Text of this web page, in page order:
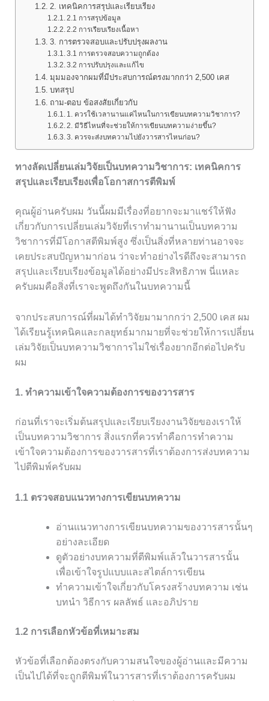
2. เทคนิคการสรุปและเรียบเรียง
2.1 การสรุปข้อมูล
2.2 การเรียบเรียงเนื้อหา
3. การตรวจสอบและปรับปรุงผลงาน
3.1 การตรวจสอบความถูกต้อง
3.2 การปรับปรุงและแก้ไข
มุมมองจากผมที่มีประสบการณ์ตรงมากกว่า 2,500 เคส
บทสรุป
ถาม-ตอบ ข้อสงสัยเกี่ยวกับ
1. ควรใช้เวลานานแค่ไหนในการเขียนบทความวิชาการ?
2. มีวิธีไหนที่จะช่วยให้การเขียนบทความง่ายขึ้น?
3. ควรจะส่งบทความไปยังวารสารไหนก่อน?
ทางลัดเปลี่ยนเล่มวิจัยเป็นบทความวิชาการ: เทคนิคการ
สรุปและเรียบเรียงเพื่อโอกาสการตีพิมพ์
คุณผู้อ่านครับผม วันนี้ผมมีเรื่องที่อยากจะมาแชร์ให้ฟัง
เกี่ยวกับการเปลี่ยนเล่มวิจัยที่เราทำมานานเป็นบทความ
วิชาการที่มีโอกาสตีพิมพ์สูง ซึ่งเป็นสิ่งที่หลายท่านอาจจะ
เคยประสบปัญหามาก่อน ว่าจะทำอย่างไรดีถึงจะสามารถ
สรุปและเรียบเรียงข้อมูลได้อย่างมีประสิทธิภาพ นี่แหละ
ครับผมคือสิ่งที่เราจะพูดถึงกันในบทความนี้
จากประสบการณ์ที่ผมได้ทำวิจัยมามากกว่า 2,500 เคส ผม
ได้เรียนรู้เทคนิคและกลยุทธ์มากมายที่จะช่วยให้การเปลี่ยน
เล่มวิจัยเป็นบทความวิชาการไม่ใช่เรื่องยากอีกต่อไปครับ
ผม
1. ทำความเข้าใจความต้องการของวารสาร
ก่อนที่เราจะเริ่มต้นสรุปและเรียบเรียงงานวิจัยของเราให้
เป็นบทความวิชาการ สิ่งแรกที่ควรทำคือการทำความ
เข้าใจความต้องการของวารสารที่เราต้องการส่งบทความ
ไปตีพิมพ์ครับผม
1.1 ตรวจสอบแนวทางการเขียนบทความ
อ่านแนวทางการเขียนบทความของวารสารนั้นๆ
อย่างละเอียด
ดูตัวอย่างบทความที่ตีพิมพ์แล้วในวารสารนั้น
เพื่อเข้าใจรูปแบบและสไตล์การเขียน
ทำความเข้าใจเกี่ยวกับโครงสร้างบทความ เช่น
บทนำ วิธีการ ผลลัพธ์ และอภิปราย
1.2 การเลือกหัวข้อที่เหมาะสม
หัวข้อที่เลือกต้องตรงกับความสนใจของผู้อ่านและมีความ
เป็นไปได้ที่จะถูกตีพิมพ์ในวารสารที่เราต้องการครับผม